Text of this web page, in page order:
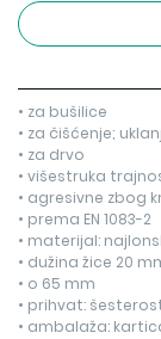
• za bušilice
• za čišćenje;
• za drvo
• višestruka
• agresivne zbog
• prema EN 1083-2
• materijal:
• dužina žice 20
• o 65 mm
• prihvat:
• ambalaža: